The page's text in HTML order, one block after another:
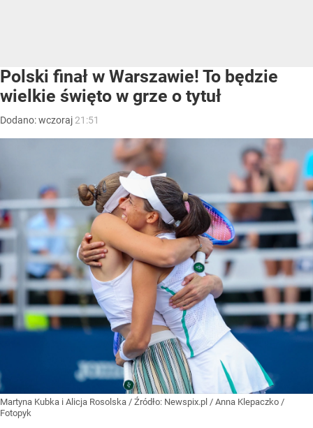
Polski finał w Warszawie! To będzie
wielkie święto w grze o tytuł
Dodano:wczoraj 21:51
Martyna Kubka i Alicja Rosolska / Źródło: Newspix.pl / Anna Klepaczko /
Fotopyk